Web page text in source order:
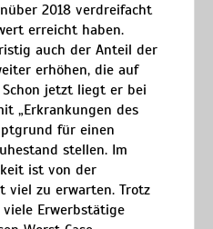
2018 verdreifacht
erreicht haben.
auch der Anteil der
erhöhen, die auf
jetzt liegt er bei
„Erkrankungen des
für einen
stellen. Im
ist von der
viel zu erwarten. Trotz
Erwerbstätige